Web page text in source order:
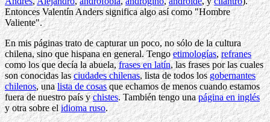
Entonces Valentín Anders significa algo así como "Hombre
Valiente".
En mis páginas trato de capturar un poco, no sólo de la cultura
chilena, sino que hispana en general. Tengoetimologías,refranes
como los que decía la abuela,frases en latín, las frases por las cuales
son conocidas lasciudades chilenas, lista de todos losgobernantes
chilenos, unalista de cosasque echamos de menos cuando estamos
fuera de nuestro país ychistes. También tengo unapágina en inglés
y otra sobre elidioma ruso.